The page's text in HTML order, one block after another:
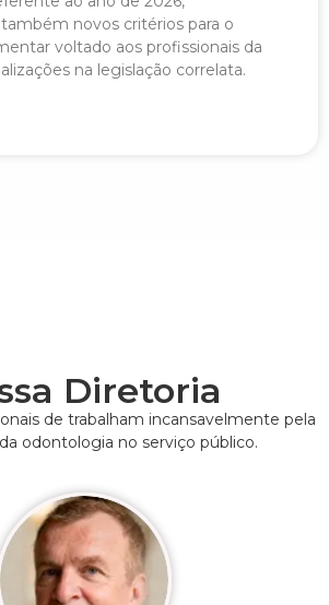
novos critérios para o
voltado aos profissionais da
na legislação correlata.
Diretoria
de trabalham incansavelmente pela
odontologia no serviço público.